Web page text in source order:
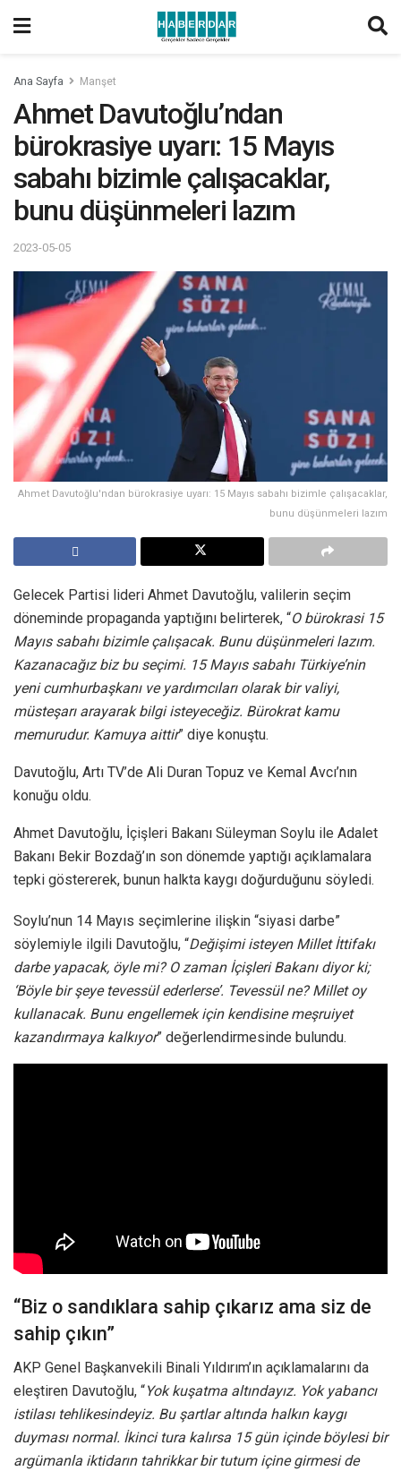
Ana Sayfa Manşet
Ahmet Davutoğlu’ndan
bürokrasiye uyarı: 15 Mayıs
sabahı bizimle çalışacaklar,
bunu düşünmeleri lazım
2023-05-05
Ahmet Davutoğlu'ndan bürokrasiye uyarı: 15 Mayıs sabahı bizimle çalışacaklar,
bunu düşünmeleri lazım
Gelecek Partisi lideri Ahmet Davutoğlu, valilerin seçim
döneminde propaganda yaptığını belirterek, “O bürokrasi 15
Mayıs sabahı bizimle çalışacak. Bunu düşünmeleri lazım.
Kazanacağız biz bu seçimi. 15 Mayıs sabahı Türkiye’nin
yeni cumhurbaşkanı ve yardımcıları olarak bir valiyi,
müsteşarı arayarak bilgi isteyeceğiz. Bürokrat kamu
memurudur. Kamuya aittir” diye konuştu.
Davutoğlu, Artı TV’de Ali Duran Topuz ve Kemal Avcı’nın
konuğu oldu.
Ahmet Davutoğlu, İçişleri Bakanı Süleyman Soylu ile Adalet
Bakanı Bekir Bozdağ’ın son dönemde yaptığı açıklamalara
tepki göstererek, bunun halkta kaygı doğurduğunu söyledi.
Soylu’nun 14 Mayıs seçimlerine ilişkin “siyasi darbe”
söylemiyle ilgili Davutoğlu, “Değişimi isteyen Millet İttifakı
darbe yapacak, öyle mi? O zaman İçişleri Bakanı diyor ki;
‘Böyle bir şeye tevessül ederlerse’. Tevessül ne? Millet oy
kullanacak. Bunu engellemek için kendisine meşruiyet
kazandırmaya kalkıyor” değerlendirmesinde bulundu.
“Biz o sandıklara sahip çıkarız ama siz de
sahip çıkın”
AKP Genel Başkanvekili Binali Yıldırım’ın açıklamalarını da
eleştiren Davutoğlu, “Yok kuşatma altındayız. Yok yabancı
istilası tehlikesindeyiz. Bu şartlar altında halkın kaygı
duyması normal. İkinci tura kalırsa 15 gün içinde böylesi bir
argümanla iktidarın tahrikkar bir tutum içine girmesi de